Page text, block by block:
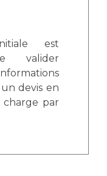
est
valider
devis en
charge par